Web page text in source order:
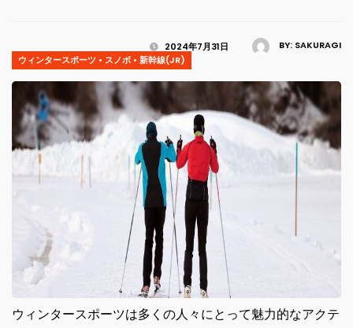
BY: SAKURAGI
2024年7月31日
ウィンタースポーツ • スノボ • 新幹線(JR)
ウィンタースポーツは多くの人々にとって魅力的なアクテ